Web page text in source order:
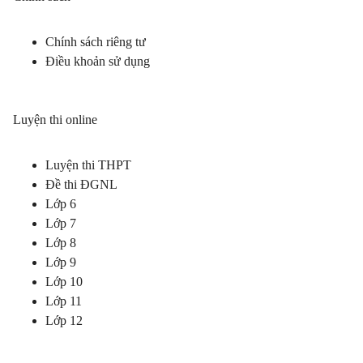
Chính sách riêng tư
Điều khoản sử dụng
Luyện thi online
Luyện thi THPT
Đề thi ĐGNL
Lớp 6
Lớp 7
Lớp 8
Lớp 9
Lớp 10
Lớp 11
Lớp 12